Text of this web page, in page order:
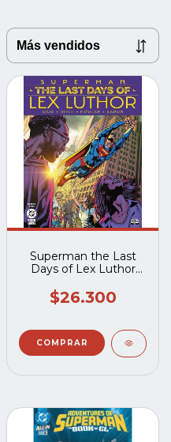
Superman the Last
Days of Lex Luthor
$26.300